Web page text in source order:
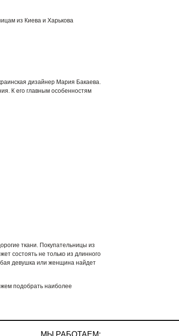
из Киева и Харькова
дизайнер Мария Бакаева.
К его главным особенностям
ткани. Покупательницы из
состоять не только из длинного
девушка или женщина найдет
подобрать наиболее
МЫ РАБОТАЕМ: